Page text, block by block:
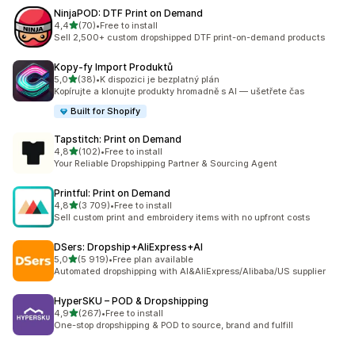
NinjaPOD: DTF Print on Demand
4,4z 5 hvězd
(70)
Celkový počet recenzí: 70
•Free to install
Sell 2,500+ custom dropshipped DTF print-on-demand products
Kopy‑fy Import Produktů
5,0z 5 hvězd
(38)
Celkový počet recenzí: 38
•K dispozici je bezplatný plán
Kopírujte a klonujte produkty hromadně s AI — ušetřete čas
Built for Shopify
Tapstitch: Print on Demand
4,8z 5 hvězd
(102)
Celkový počet recenzí: 102
•Free to install
Your Reliable Dropshipping Partner & Sourcing Agent
Printful: Print on Demand
4,8z 5 hvězd
(3 709)
Celkový počet recenzí: 3709
•Free to install
Sell custom print and embroidery items with no upfront costs
DSers: Dropship+AliExpress+AI
5,0z 5 hvězd
(5 919)
Celkový počet recenzí: 5919
•Free plan available
Automated dropshipping with AI&AliExpress/Alibaba/US supplier
HyperSKU – POD & Dropshipping
4,9z 5 hvězd
(267)
Celkový počet recenzí: 267
•Free to install
One-stop dropshipping & POD to source, brand and fulfill